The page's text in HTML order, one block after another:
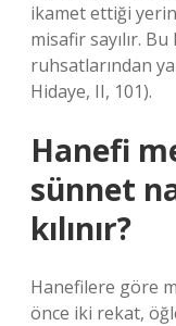
ikamet ettiği
misafir sayılır.
ruhsatlarından
Hidaye, II, 101).
Hanefi
sünnet
kılınır?
Hanefilere göre
önce iki rekat,